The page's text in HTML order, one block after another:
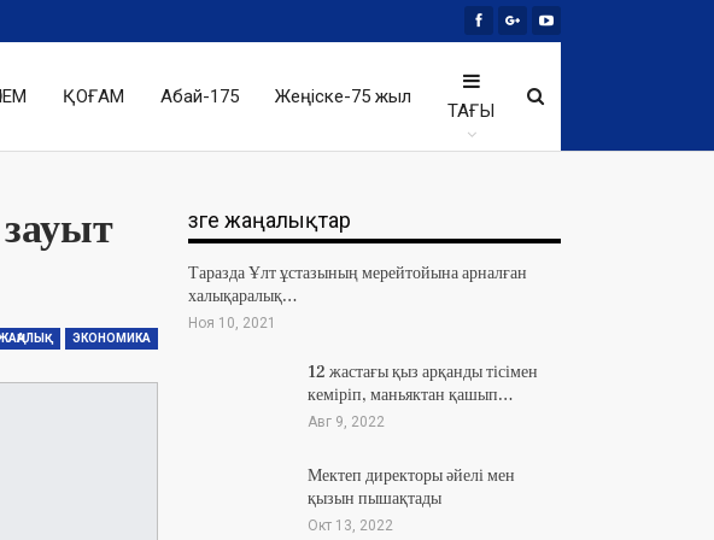
ҚОҒАМ Абай-175 Жеңіске-75 жыл
ТАҒЫ
ЭКОНОМИКА
Өзге жаңалықтар
Таразда Ұлт ұстазының мерейтойына арналған
халықаралық…
Ноя 10, 2021
12 жастағы қыз арқанды тісімен
кеміріп, маньяктан қашып…
Авг 9, 2022
Мектеп директоры әйелі мен
қызын пышақтады
Окт 13, 2022